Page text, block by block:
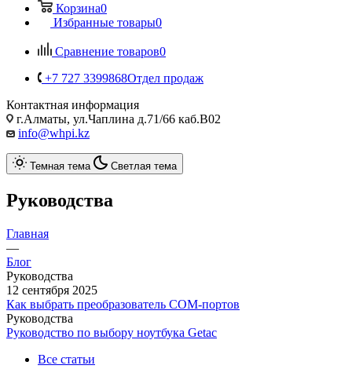
Корзина0
Избранные товары0
Сравнение товаров0
+7 727 3399868Отдел продаж
Контактная информация
г.Алматы, ул.Чаплина д.71/66 каб.B02
info@whpi.kz
Темная тема Светлая тема
Руководства
Главная
—
Блог
Руководства
12 сентября 2025
Как выбрать преобразователь COM-портов
Руководства
Руководство по выбору ноутбука Getac
Все статьи